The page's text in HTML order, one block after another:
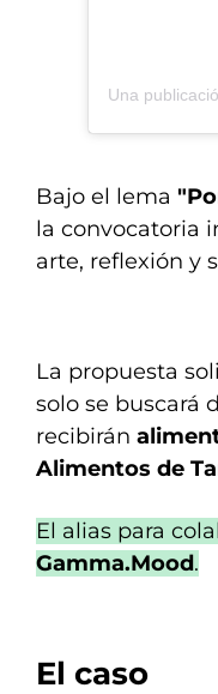
Bajo el lema
la convocatoria
arte, reflexión y
La propuesta
solo se buscará
recibirán
Alimentos de
El alias para
Gamma.Mood.
El caso